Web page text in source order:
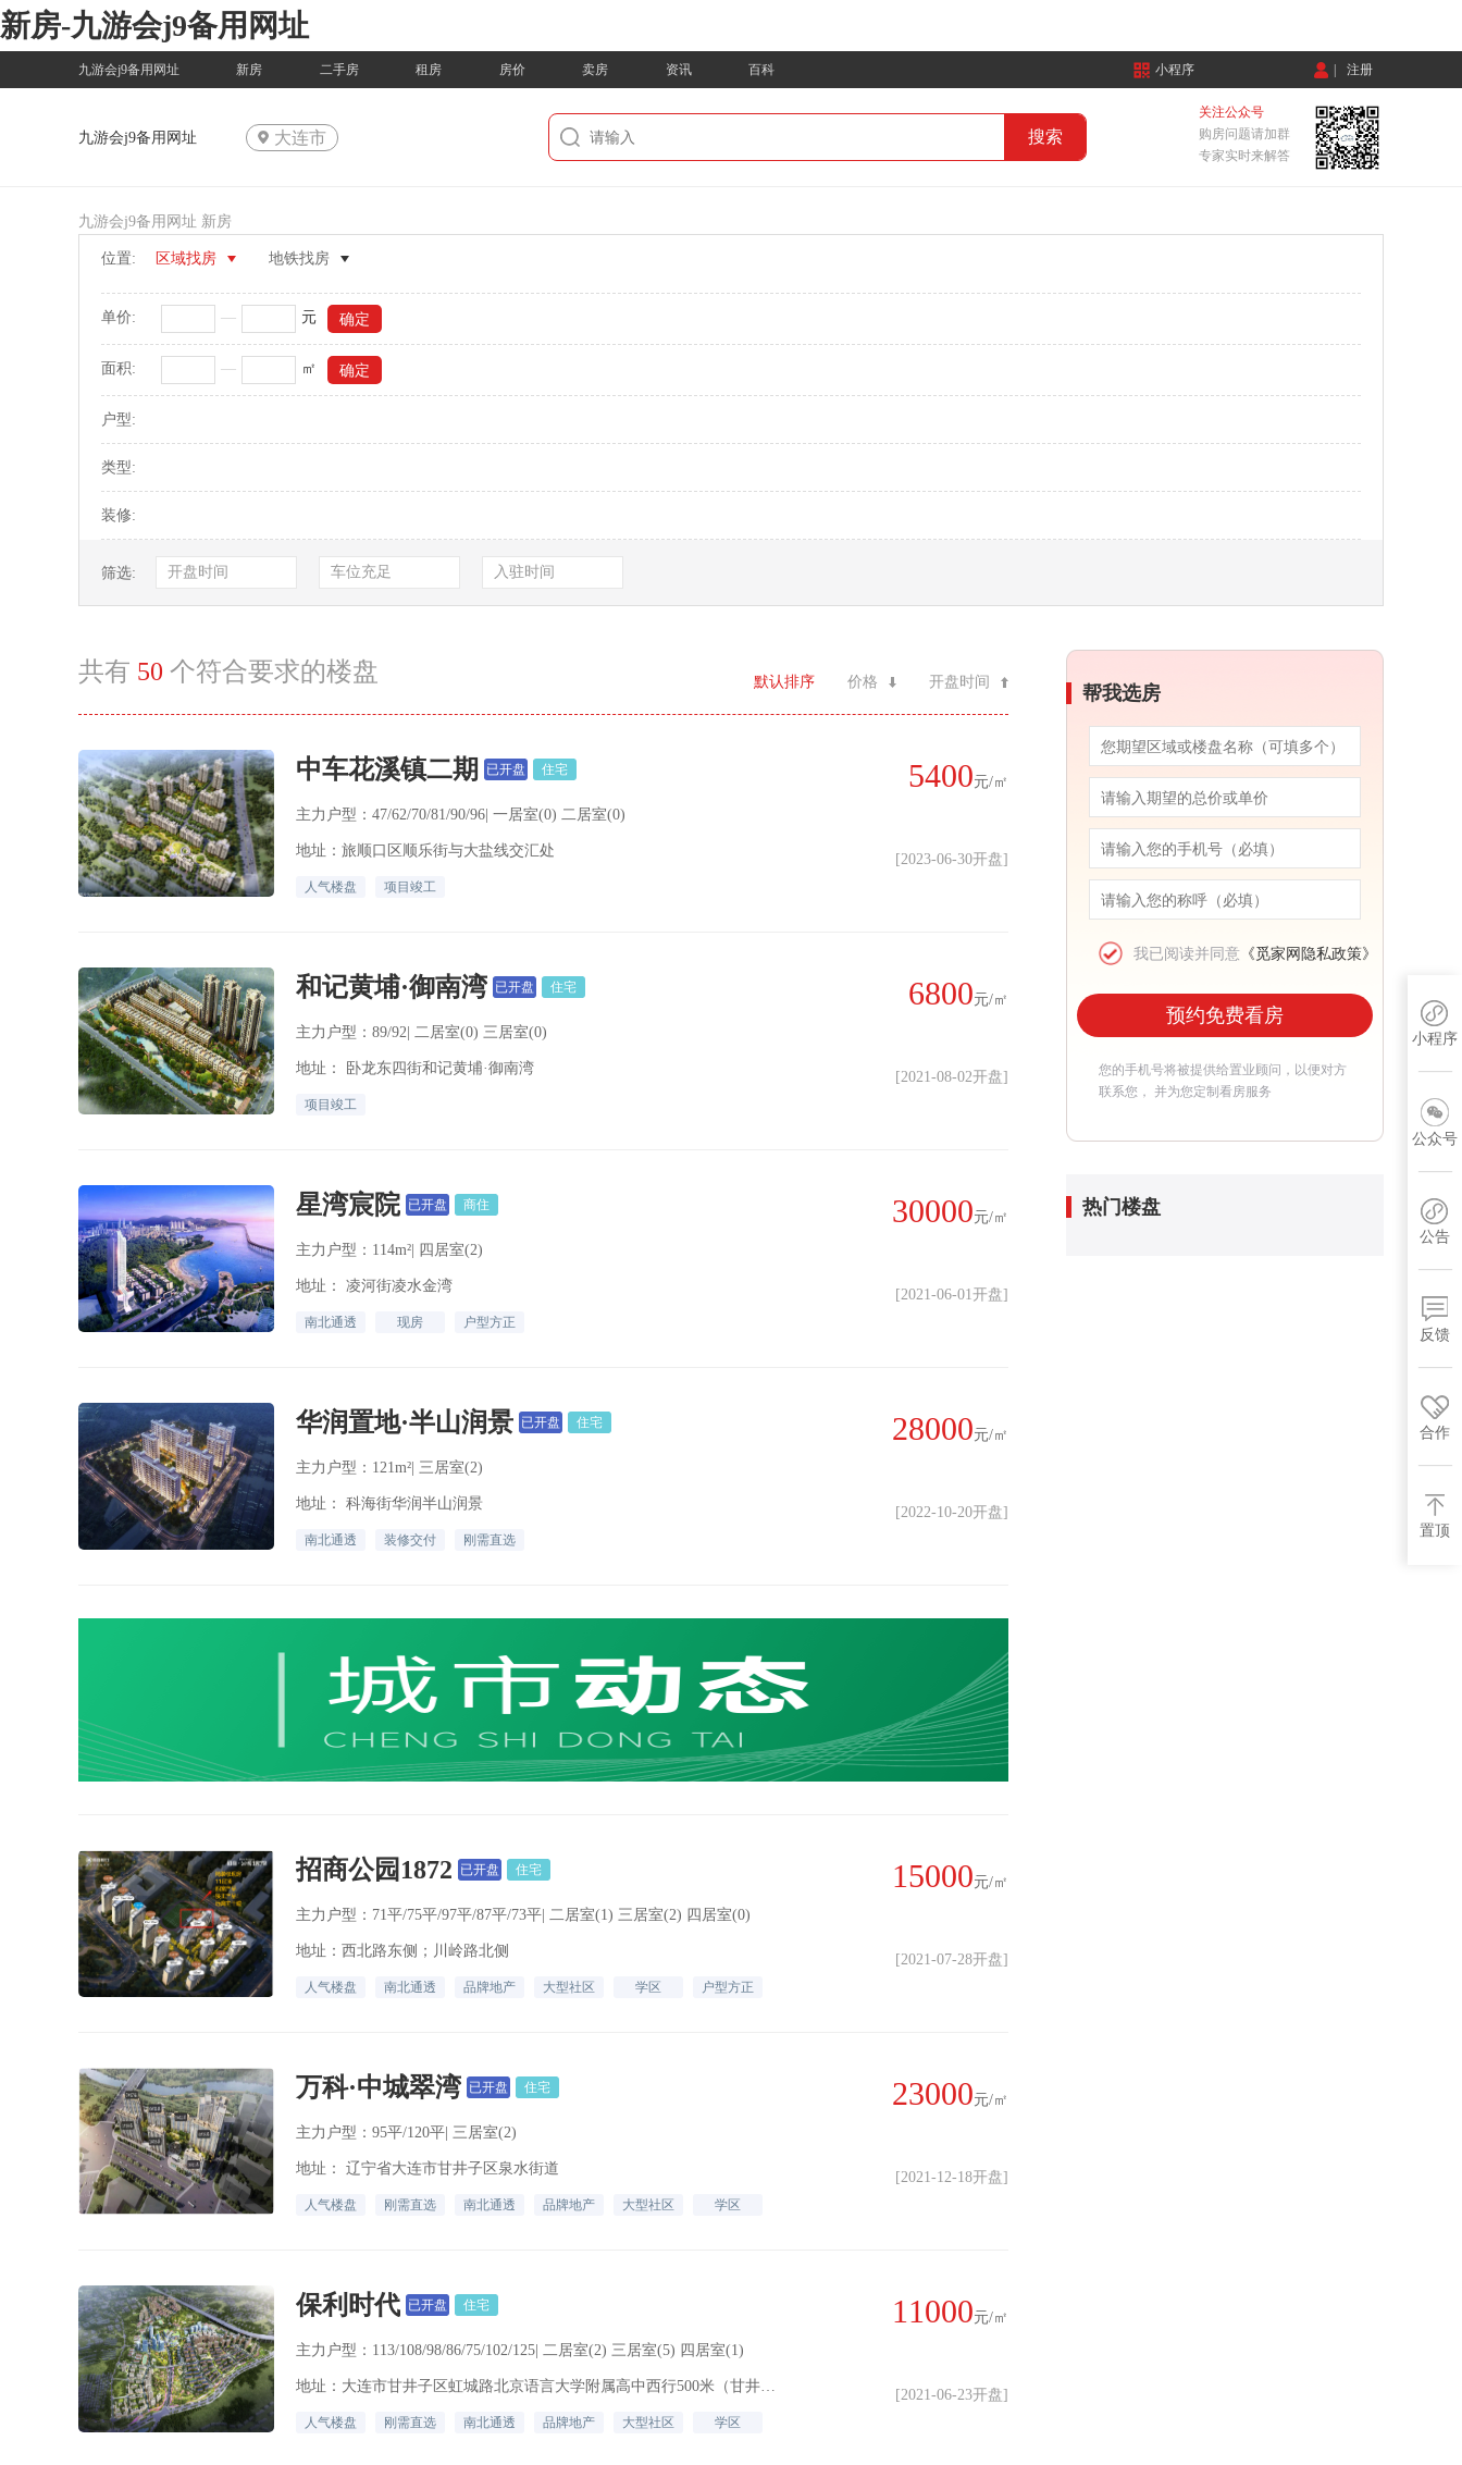
新房-九游会j9备用网址
九游会j9备用网址 新房 二手房 租房 房价 卖房 资讯 百科 小程序 注册
九游会j9备用网址 大连市
关注公众号
购房问题请加群
专家实时来解答
九游会j9备用网址 新房
位置: 区域找房 地铁找房
单价: — 元
面积: — ㎡
户型:
类型:
装修:
筛选: 开盘时间 车位充足 入驻时间
共有 50 个符合要求的楼盘 默认排序 价格 开盘时间
中车花溪镇二期 已开盘 住宅
主力户型：47/62/70/81/90/96| 一居室(0) 二居室(0)
地址：旅顺口区顺乐街与大盐线交汇处
人气楼盘 项目竣工
5400元/㎡
[2023-06-30开盘]
和记黄埔·御南湾 已开盘 住宅
主力户型：89/92| 二居室(0) 三居室(0)
地址： 卧龙东四街和记黄埔·御南湾
项目竣工
6800元/㎡
[2021-08-02开盘]
星湾宸院 已开盘 商住
主力户型：114m²| 四居室(2)
地址： 凌河街凌水金湾
南北通透 现房 户型方正
30000元/㎡
[2021-06-01开盘]
华润置地·半山润景 已开盘 住宅
主力户型：121m²| 三居室(2)
地址： 科海街华润半山润景
南北通透 装修交付 刚需直选
28000元/㎡
[2022-10-20开盘]
招商公园1872 已开盘 住宅
主力户型：71平/75平/97平/87平/73平| 二居室(1) 三居室(2) 四居室(0)
地址：西北路东侧；川岭路北侧
人气楼盘 南北通透 品牌地产 大型社区 学区 户型方正
15000元/㎡
[2021-07-28开盘]
万科·中城翠湾 已开盘 住宅
主力户型：95平/120平| 三居室(2)
地址： 辽宁省大连市甘井子区泉水街道
人气楼盘 刚需直选 南北通透 品牌地产 大型社区 学区
23000元/㎡
[2021-12-18开盘]
保利时代 已开盘 住宅
主力户型：113/108/98/86/75/102/125| 二居室(2) 三居室(5) 四居室(1)
地址：大连市甘井子区虹城路北京语言大学附属高中西行500米（甘井子区虹成路与河周路交叉口亿达春田北侧）
人气楼盘 刚需直选 南北通透 品牌地产 大型社区 学区
11000元/㎡
[2021-06-23开盘]
帮我选房
我已阅读并同意 《觅家网隐私政策》
预约免费看房
您的手机号将被提供给置业顾问，以便对方
联系您， 并为您定制看房服务
热门楼盘
小程序
公众号
公告
反馈
合作
置顶